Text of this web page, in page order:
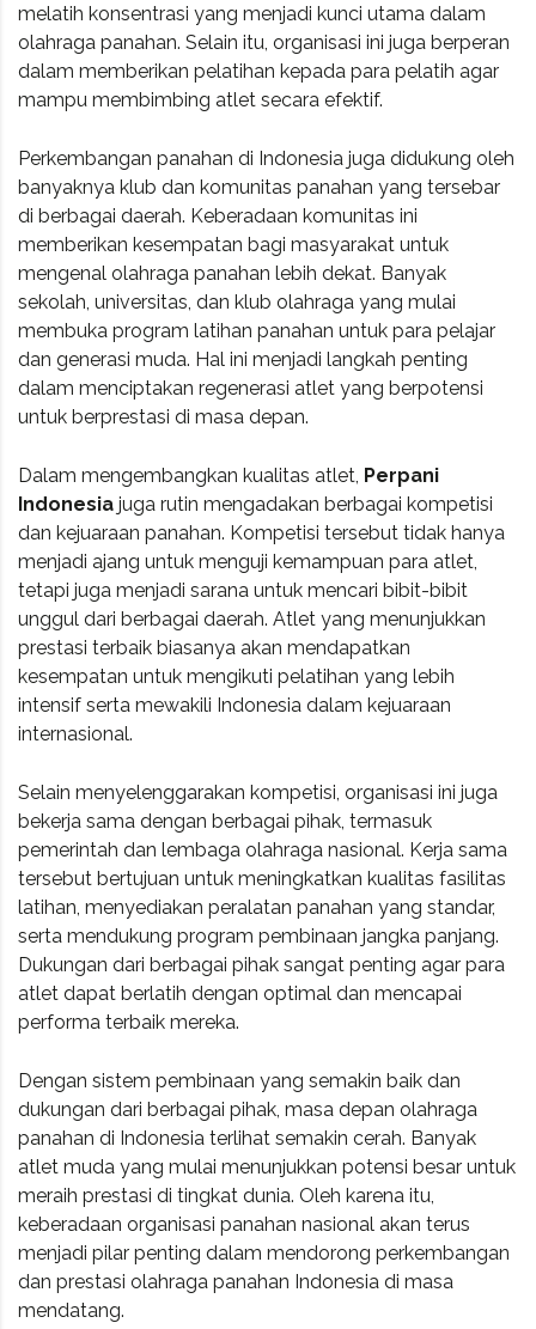
melatih konsentrasi yang menjadi kunci utama dalam
olahraga panahan. Selain itu, organisasi ini juga berperan
dalam memberikan pelatihan kepada para pelatih agar
mampu membimbing atlet secara efektif.
Perkembangan panahan di Indonesia juga didukung oleh
banyaknya klub dan komunitas panahan yang tersebar
di berbagai daerah. Keberadaan komunitas ini
memberikan kesempatan bagi masyarakat untuk
mengenal olahraga panahan lebih dekat. Banyak
sekolah, universitas, dan klub olahraga yang mulai
membuka program latihan panahan untuk para pelajar
dan generasi muda. Hal ini menjadi langkah penting
dalam menciptakan regenerasi atlet yang berpotensi
untuk berprestasi di masa depan.
Dalam mengembangkan kualitas atlet, Perpani
Indonesia juga rutin mengadakan berbagai kompetisi
dan kejuaraan panahan. Kompetisi tersebut tidak hanya
menjadi ajang untuk menguji kemampuan para atlet,
tetapi juga menjadi sarana untuk mencari bibit-bibit
unggul dari berbagai daerah. Atlet yang menunjukkan
prestasi terbaik biasanya akan mendapatkan
kesempatan untuk mengikuti pelatihan yang lebih
intensif serta mewakili Indonesia dalam kejuaraan
internasional.
Selain menyelenggarakan kompetisi, organisasi ini juga
bekerja sama dengan berbagai pihak, termasuk
pemerintah dan lembaga olahraga nasional. Kerja sama
tersebut bertujuan untuk meningkatkan kualitas fasilitas
latihan, menyediakan peralatan panahan yang standar,
serta mendukung program pembinaan jangka panjang.
Dukungan dari berbagai pihak sangat penting agar para
atlet dapat berlatih dengan optimal dan mencapai
performa terbaik mereka.
Dengan sistem pembinaan yang semakin baik dan
dukungan dari berbagai pihak, masa depan olahraga
panahan di Indonesia terlihat semakin cerah. Banyak
atlet muda yang mulai menunjukkan potensi besar untuk
meraih prestasi di tingkat dunia. Oleh karena itu,
keberadaan organisasi panahan nasional akan terus
menjadi pilar penting dalam mendorong perkembangan
dan prestasi olahraga panahan Indonesia di masa
mendatang.